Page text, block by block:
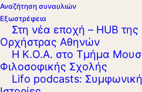
Αναζήτηση συναυλιών
Εξωστρέφεια
Στη νέα εποχή – HUB της
Ορχήστρας Αθηνών
Η Κ.Ο.Α. στο Τμήμα
Φιλοσοφικής Σχολής
Lifo podcasts:
αναμεταδοθεί
Ξέφωτο του
Νιάρχος με
καθώς και
ιστοσελίδα του